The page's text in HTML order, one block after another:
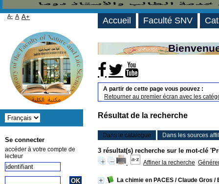
A partir de cette page vous pouvez :
Retourner au premier écran avec les
Résultat de la recherche
Dans le catalogue Dans les sources
3 résultat(s) recherche sur le mot-clé
Affiner la recherche
La chimie en PACES / Claude Gros /
Accueil Faculté SNV
A- A A+
Se connecter
accéder à votre compte de
lecteur